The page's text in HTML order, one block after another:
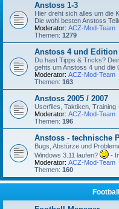
Anstoss 1-3
Hier dreht sich alles um die
Die wohl besten Anstoss
Moderator: ACZ-Mod-Team
Themen: 1279
Anstoss 4 und Edition
Du hast Tipps & Tricks?
gehts um Anstoss 4 und die
Moderator: ACZ-Mod-Team
Themen: 163
Anstoss 2005 / 2007
Userfiles, Taktiken, Training
Moderator: ACZ-Mod-Team
Themen: 196
Anstoss - technische
Bugs, Abstürze und
Windows 3.11 laufen?
-
Moderator: ACZ-Mod-Team
Themen: 160